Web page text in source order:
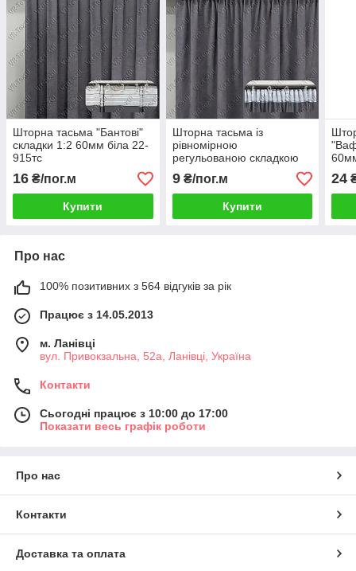
Шторна тасьма "Бантові"
складки 1:2 60мм біла 22-
915тс
16 ₴/пог.м
Купити
Шторна тасьма із
рівномірною
регульованою складкою
35 мм біла 22-911тс
9₴/пог.м
Купити
24
Про нас
100% позитивних з 564 відгуків за рік
Працює з 14.05.2013
м. Ланівці
вул. Привокзальна, 52а, Ланівці, Україна
Контакти
Сьогодні працює з 10:00 до 17:00
Показати весь графік роботи
Про нас
Контакти
Доставка та оплата